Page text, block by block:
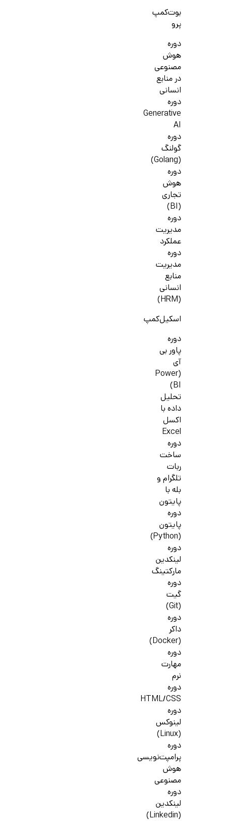
بوت‌کمپ
پرو
دوره
هوش
مصنوعی
در منابع
انسانی
دوره
Generative
AI
دوره
گولنگ
(Golang)
دوره
هوش
تجاری
(BI)
دوره
مدیریت
عملکرد
دوره
مدیریت
منابع
انسانی
(HRM)
اسکیل‌کمپ
دوره
پاور بی
آی
(Power
BI)
تحلیل
داده با
اکسل
Excel
دوره
ساخت
ربات
تلگرام و
بله با
پایتون
دوره
پایتون
(Python)
دوره
لینکدین
مارکتینگ
دوره
گیت
(Git)
دوره
داکر
(Docker)
دوره
مهارت
نرم
دوره
HTML/CSS
دوره
لینوکس
(Linux)
دوره
پرامپت‌نویسی
هوش
مصنوعی
دوره
لینکدین
(Linkedin)